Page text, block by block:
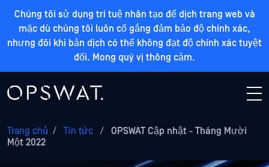
Chúng tôi sử dụng trí tuệ nhân tạo để dịch trang web và
mặc dù chúng tôi luôn cố gắng đảm bảo độ chính xác,
nhưng đôi khi bản dịch có thể không đạt độ chính xác tuyệt
đối. Mong quý vị thông cảm.
Trang chủ / Tin tức /
OPSWAT Cập nhật - Tháng Mười
Một 2022